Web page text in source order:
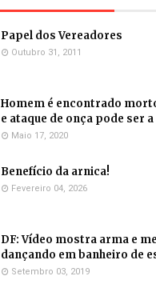
Papel dos Vereadores
Outubro 31, 2011
Homem é encontrado
e ataque de onça pode ser a
Maio 17, 2020
Benefício da arnica!
Fevereiro 04, 2026
DF: Vídeo mostra arma e
dançando em banheiro de
Setembro 03, 2019